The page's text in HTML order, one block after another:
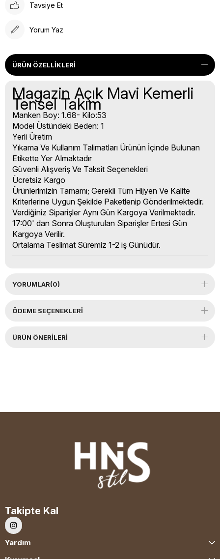
Tavsiye Et
Yorum Yaz
ÜRÜN ÖZELLIKLERI
Magazin Açık Mavi Kemerli
Tensel Takım
Manken Boy: 1.68- Kilo:53
Model Üstündeki Beden: 1
Yerli Üretim
Yıkama Ve Kullanım Talimatları Ürünün İçinde Bulunan
Etikette Yer Almaktadır
Güvenli Alışveriş Ve Taksit Seçenekleri
Ücretsiz Kargo
Ürünlerimizin Tamamı; Gerekli Tüm Hijyen Ve Kalite
Kriterlerine Uygun Şekilde Paketlenip Gönderilmektedir.
Verdiğiniz Siparişler Aynı Gün Kargoya Verilmektedir.
17:00' dan Sonra Oluşturulan Siparişler Ertesi Gün
Kargoya Verilir.
Ortalama Teslimat Süremiz 1-2 iş Günüdür.
YORUMLAR(0)
ÖDEME SEÇENEKLERI
ÜRÜN ÖNERILERI
Takipte Kal
Yardım